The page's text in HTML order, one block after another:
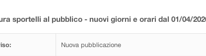
sportelli al pubblico - nuovi giorni e orari dal 01/04/
Nuova pubblicazione